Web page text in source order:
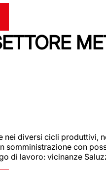
nei diversi cicli produttivi,
somministrazione con
di lavoro: vicinanze